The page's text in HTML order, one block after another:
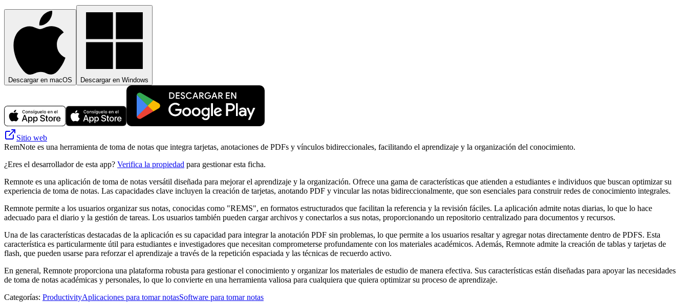
Descargar en macOS Descargar en Windows
Sitio web
RemNote es una herramienta de toma de notas que integra tarjetas, anotaciones de PDFs y vínculos bidireccionales, facilitando el aprendizaje y la organización del conocimiento.
¿Eres el desarrollador de esta app? Verifica la propiedad para gestionar esta ficha.
Remnote es una aplicación de toma de notas versátil diseñada para mejorar el aprendizaje y la organización. Ofrece una gama de características que atienden a estudiantes e individuos que buscan optimizar su
experiencia de toma de notas. Las capacidades clave incluyen la creación de tarjetas, anotando PDF y vincular las notas bidireccionalmente, que son esenciales para construir redes de conocimiento integrales.
Remnote permite a los usuarios organizar sus notas, conocidas como "REMS", en formatos estructurados que facilitan la referencia y la revisión fáciles. La aplicación admite notas diarias, lo que lo hace
adecuado para el diario y la gestión de tareas. Los usuarios también pueden cargar archivos y conectarlos a sus notas, proporcionando un repositorio centralizado para documentos y recursos.
Una de las características destacadas de la aplicación es su capacidad para integrar la anotación PDF sin problemas, lo que permite a los usuarios resaltar y agregar notas directamente dentro de PDFS. Esta
característica es particularmente útil para estudiantes e investigadores que necesitan comprometerse profundamente con los materiales académicos. Además, Remnote admite la creación de tablas y tarjetas de
flash, que pueden usarse para reforzar el aprendizaje a través de la repetición espaciada y las técnicas de recuerdo activo.
En general, Remnote proporciona una plataforma robusta para gestionar el conocimiento y organizar los materiales de estudio de manera efectiva. Sus características están diseñadas para apoyar las necesidades
de toma de notas académicas y personales, lo que lo convierte en una herramienta valiosa para cualquiera que quiera optimizar su proceso de aprendizaje.
Categorías: ProductivityAplicaciones para tomar notasSoftware para tomar notas